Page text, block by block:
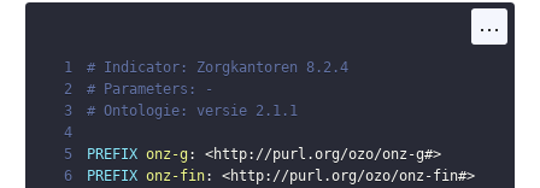
...
1
# Indicator: Zorgkantoren 8.2.4
2
# Parameters: -
3
# Ontologie: versie 2.1.1
4
5
PREFIX onz-g : <http://purl.org/ozo/onz-g#>
6
PREFIX onz-fin: <http://purl.org/ozo/onz-fin#>